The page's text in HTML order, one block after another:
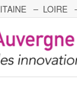
LOIRE
FRANCHE-